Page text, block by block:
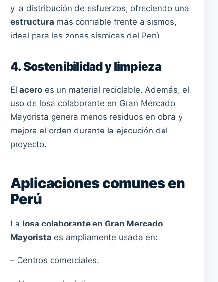
y la distribución de esfuerzos, ofreciendo una
estructura más confiable frente a sismos,
ideal para las zonas sísmicas del Perú.
4. Sostenibilidad y limpieza
El acero es un material reciclable. Además, el
uso de losa colaborante en Gran Mercado
Mayorista genera menos residuos en obra y
mejora el orden durante la ejecución del
proyecto.
Aplicaciones comunes en
Perú
La losa colaborante en Gran Mercado
Mayorista es ampliamente usada en:
– Centros comerciales.